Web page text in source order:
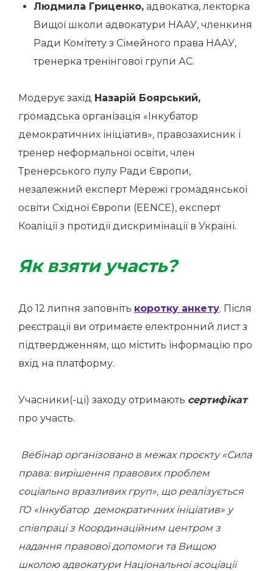
Людмила Гриценко, адвокатка, лекторка
Вищої школи адвокатури НААУ, членкиня
Ради Комітету з Сімейного права НААУ,
тренерка тренінгової групи АС.
Модерує захід Назарій Боярський,
громадська організація «Інкубатор
демократичних ініціатив», правозахисник і
тренер неформальної освіти, член
Тренерського пулу Ради Європи,
незалежний експерт Мережі громадянської
освіти Східної Європи (EENCE), експерт
Коаліції з протидії дискримінації в Україні.
Як взяти участь?
До 12 липня заповніть коротку анкету. Після
реєстрації ви отримаєте електронний лист з
підтвердженням, що містить інформацію про
вхід на платформу.
Учасники(-ці) заходу отримають сертифікат
про участь.
Вебінар організовано в межах проєкту «Сила
права: вирішення правових проблем
соціально вразливих груп», що реалізується
ГО «Інкубатор демократичних ініціатив» у
співпраці з Координаційним центром з
надання правової допомоги та Вищою
школою адвокатури Національної асоціації